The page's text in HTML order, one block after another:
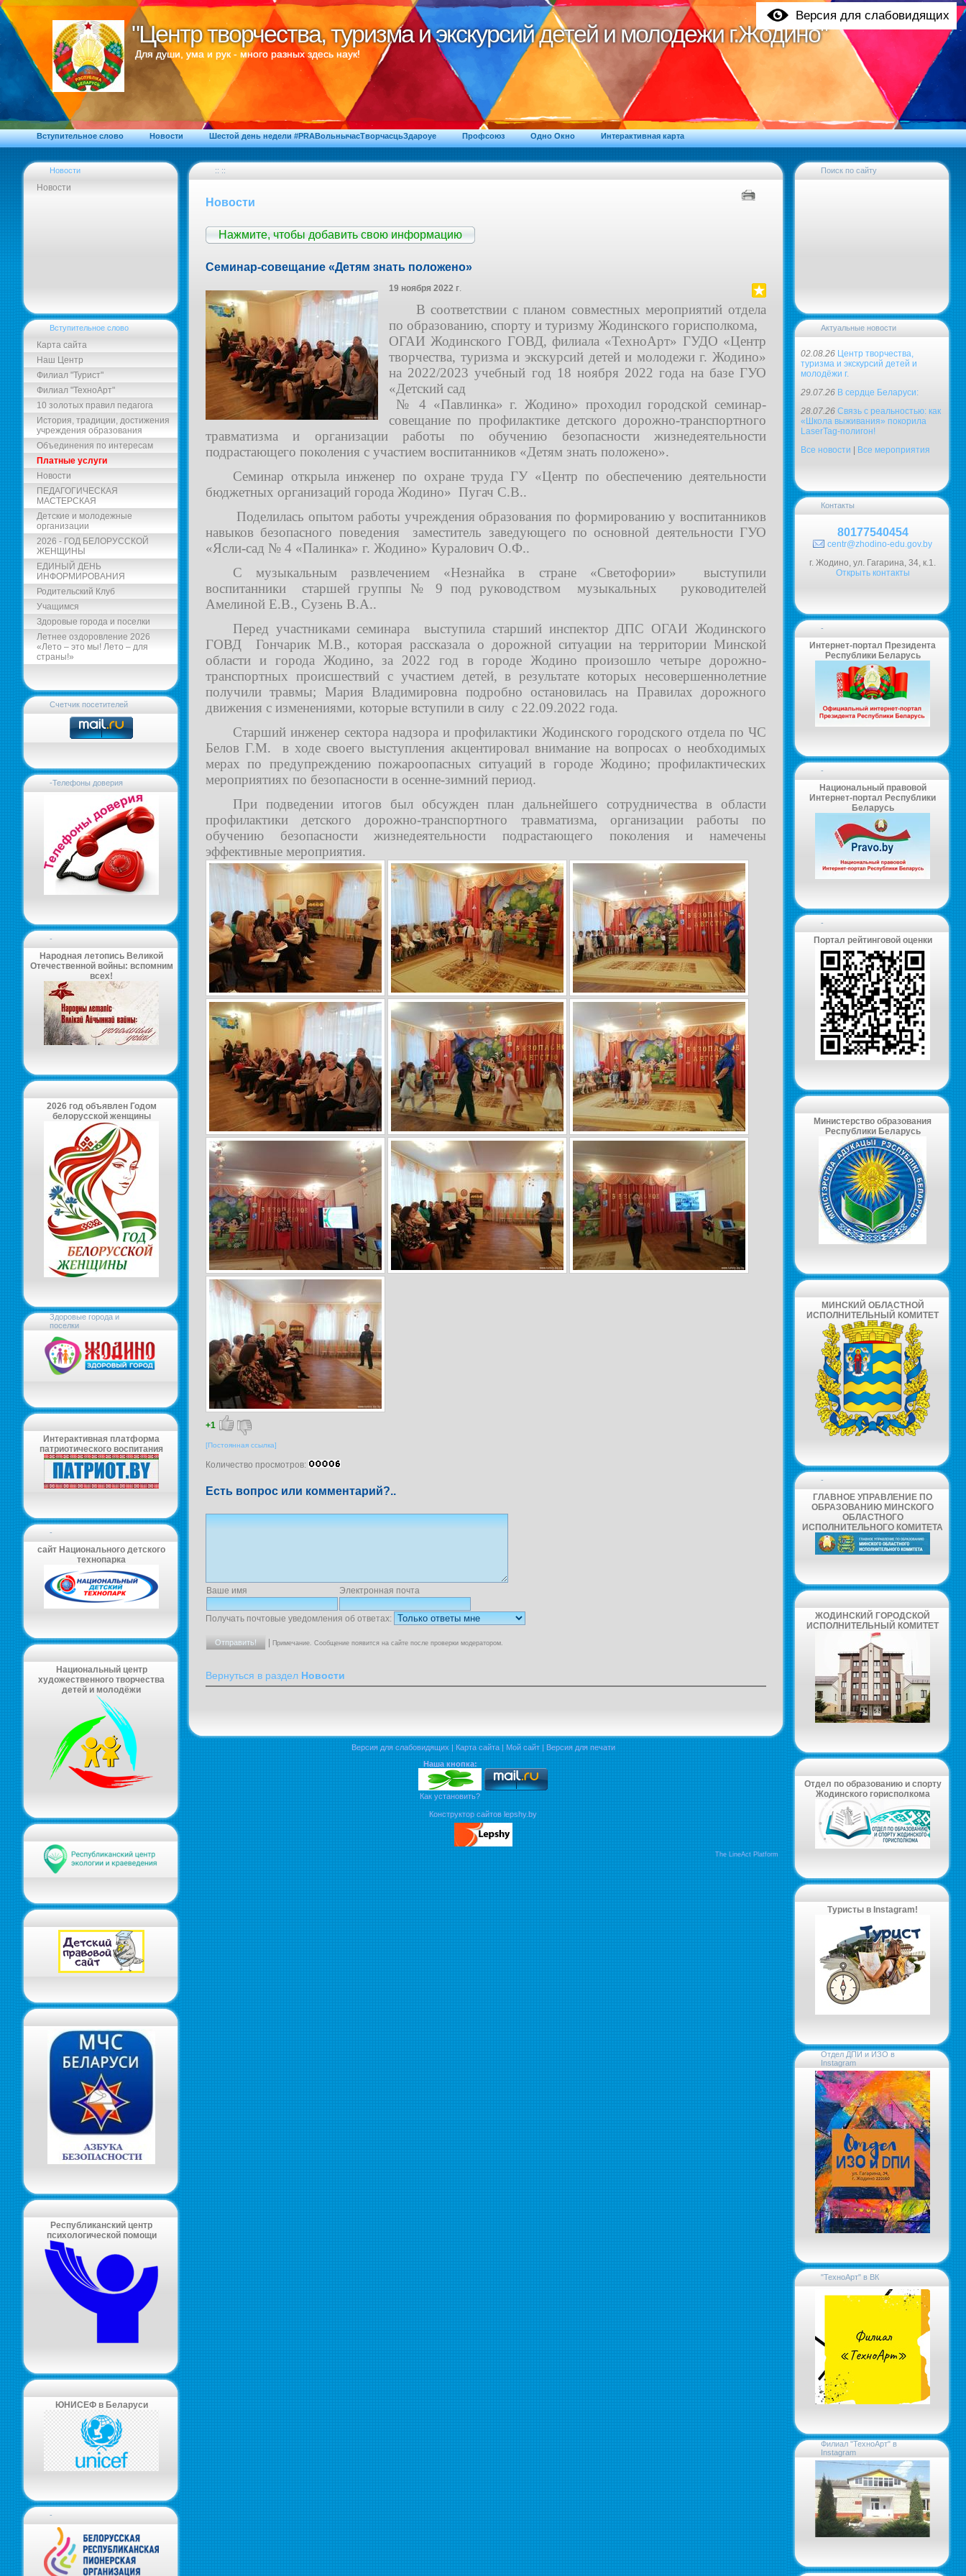
Версия для слабовидящих
"Центр творчества, туризма и экскурсий детей и молодежи г.Жодино"
"Центр творчества, туризма и экскурсий детей и молодежи г.Жодино"
Для души, ума и рук - много разных здесь наук!
Вступительное слово Новости Шестой день недели #PRAВольнычасТворчасцьЗдароуе Профсоюз Одно Окно Интерактивная карта
Новости
Новости
Вступительное слово
Карта сайта
Наш Центр
Филиал "Турист"
Филиал "ТехноАрт"
10 золотых правил педагога
История, традиции, достижения
учреждения образования
Объединения по интересам
Платные услуги
Новости
ПЕДАГОГИЧЕСКАЯ
МАСТЕРСКАЯ
Детские и молодежные
организации
2026 - ГОД БЕЛОРУССКОЙ
ЖЕНЩИНЫ
ЕДИНЫЙ ДЕНЬ
ИНФОРМИРОВАНИЯ
Родительский Клуб
Учащимся
Здоровые города и поселки
Летнее оздоровление 2026
«Лето – это мы! Лето – для
страны!»
Счетчик посетителей
-Телефоны доверия
-
Народная летопись Великой
Отечественной войны: вспомним
всех!
2026 год объявлен Годом
белорусской женщины
Здоровые города и
поселки
Интерактивная платформа
патриотического воспитания
-
сайт Национального детского
технопарка
Национальный центр
художественного творчества
детей и молодёжи
Республиканский центр
психологической помощи
ЮНИСЕФ в Беларуси
-
:: ::
Новости
Нажмите, чтобы добавить свою информацию
Семинар-совещание «Детям знать положено»
19 ноября 2022 г.
В соответствии с планом совместных мероприятий отдела
по образованию, спорту и туризму Жодинского горисполкома,
ОГАИ Жодинского ГОВД, филиала «ТехноАрт» ГУДО «Центр
творчества, туризма и экскурсий детей и молодежи г. Жодино»
на 2022/2023 учебный год 18 ноября 2022 года на базе ГУО
«Детский сад
№ 4 «Павлинка» г. Жодино» проходил городской семинар-
совещание по профилактике детского дорожно-транспортного
травматизма и организации работы по обучению безопасности жизнедеятельности
подрастающего поколения с участием воспитанников «Детям знать положено».
Семинар открыла инженер по охране труда ГУ «Центр по обеспечению деятельности
бюджетных организаций города Жодино» Пугач С.В..
Поделилась опытом работы учреждения образования по формированию у воспитанников
навыков безопасного поведения заместитель заведующего по основной деятельности ГУО
«Ясли-сад № 4 «Палинка» г. Жодино» Куралович О.Ф..
С музыкальным развлечением «Незнайка в стране «Светофории» выступили
воспитанники старшей группы № 9 под руководством музыкальных руководителей
Амелиной Е.В., Сузень В.А..
Перед участниками семинара выступила старший инспектор ДПС ОГАИ Жодинского
ГОВД Гончарик М.В., которая рассказала о дорожной ситуации на территории Минской
области и города Жодино, за 2022 год в городе Жодино произошло четыре дорожно-
транспортных происшествий с участием детей, в результате которых несовершеннолетние
получили травмы; Мария Владимировна подробно остановилась на Правилах дорожного
движения с изменениями, которые вступили в силу с 22.09.2022 года.
Старший инженер сектора надзора и профилактики Жодинского городского отдела по ЧС
Белов Г.М. в ходе своего выступления акцентировал внимание на вопросах о необходимых
мерах по предупреждению пожароопасных ситуаций в городе Жодино; профилактических
мероприятиях по безопасности в осенне-зимний период.
При подведении итогов был обсужден план дальнейшего сотрудничества в области
профилактики детского дорожно-транспортного травматизма, организации работы по
обучению безопасности жизнедеятельности подрастающего поколения и намечены
эффективные мероприятия.
+1
[Постоянная ссылка]
Количество просмотров:
Есть вопрос или комментарий?..
Ваше имя Электронная почта
Получать почтовые уведомления об ответах:
| Примечание. Сообщение появится на сайте после проверки модератором.
Вернуться в раздел Новости
Версия для слабовидящих | Карта сайта | Мой сайт | Версия для печати
Наша кнопка:
Как установить?
Конструктор сайтов lepshy.by
The LineAct Platform
Поиск по сайту
Актуальные новости
02.08.26 Центр творчества,
туризма и экскурсий детей и
молодёжи г.
29.07.26 В сердце Беларуси:
28.07.26 Связь с реальностью: как
«Школа выживания» покорила
LaserTag-полигон!
Все новости
Все мероприятия
Контакты
80177540454
centr@zhodino-edu.gov.by
г. Жодино, ул. Гагарина, 34, к.1.
Открыть контакты
-
Интернет-портал Президента
Республики Беларусь
-
Национальный правовой
Интернет-портал Республики
Беларусь
-
Портал рейтинговой оценки
Министерство образования
Республики Беларусь
МИНСКИЙ ОБЛАСТНОЙ
ИСПОЛНИТЕЛЬНЫЙ КОМИТЕТ
-
ГЛАВНОЕ УПРАВЛЕНИЕ ПО
ОБРАЗОВАНИЮ МИНСКОГО
ОБЛАСТНОГО
ИСПОЛНИТЕЛЬНОГО КОМИТЕТА
ЖОДИНСКИЙ ГОРОДСКОЙ
ИСПОЛНИТЕЛЬНЫЙ КОМИТЕТ
Отдел по образованию и спорту
Жодинского горисполкома
Туристы в Instagram!
Отдел ДПИ и ИЗО в
Instagram
"ТехноАрт" в ВК
Филиал "ТехноАрт" в
Instagram